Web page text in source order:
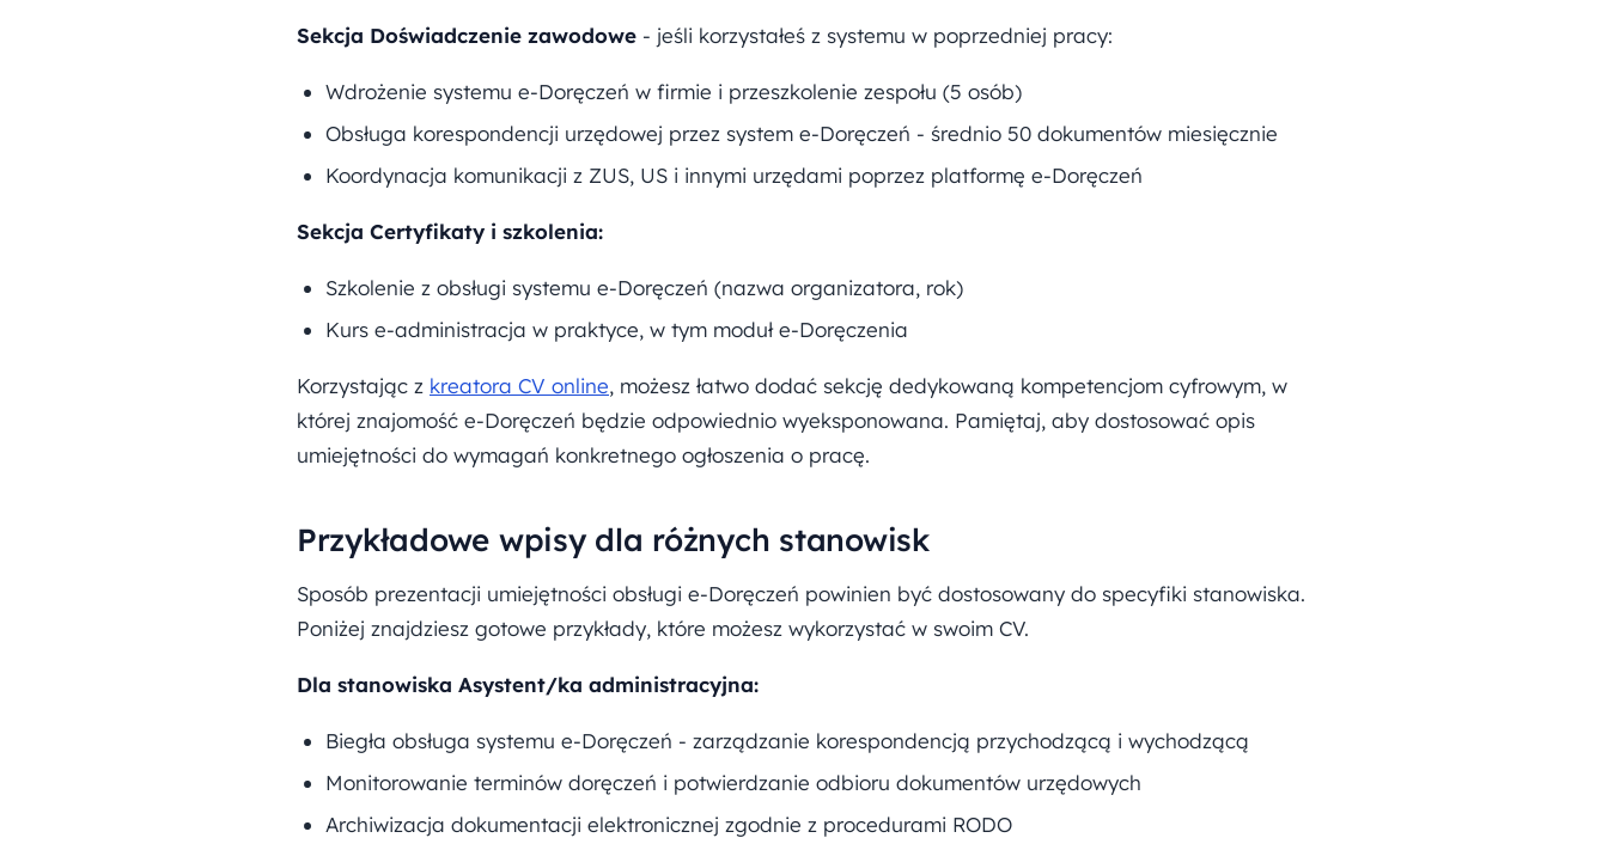
Sekcja Doświadczenie zawodowe - jeśli korzystałeś z systemu w poprzedniej pracy:
Wdrożenie systemu e-Doręczeń w firmie i przeszkolenie zespołu (5 osób)
Obsługa korespondencji urzędowej przez system e-Doręczeń - średnio 50 dokumentów miesięcznie
Koordynacja komunikacji z ZUS, US i innymi urzędami poprzez platformę e-Doręczeń
Sekcja Certyfikaty i szkolenia:
Szkolenie z obsługi systemu e-Doręczeń (nazwa organizatora, rok)
Kurs e-administracja w praktyce, w tym moduł e-Doręczenia
Korzystając z kreatora CV online, możesz łatwo dodać sekcję dedykowaną kompetencjom cyfrowym, w
której znajomość e-Doręczeń będzie odpowiednio wyeksponowana. Pamiętaj, aby dostosować opis
umiejętności do wymagań konkretnego ogłoszenia o pracę.
Przykładowe wpisy dla różnych stanowisk
Sposób prezentacji umiejętności obsługi e-Doręczeń powinien być dostosowany do specyfiki stanowiska.
Poniżej znajdziesz gotowe przykłady, które możesz wykorzystać w swoim CV.
Dla stanowiska Asystent/ka administracyjna:
Biegła obsługa systemu e-Doręczeń - zarządzanie korespondencją przychodzącą i wychodzącą
Monitorowanie terminów doręczeń i potwierdzanie odbioru dokumentów urzędowych
Archiwizacja dokumentacji elektronicznej zgodnie z procedurami RODO